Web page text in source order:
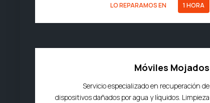
LO REPARAMOS EN 1 HORA
Móviles Mojados
Servicio especializado en recuperación de
dispositivos dañados por agua y líquidos. Limpieza